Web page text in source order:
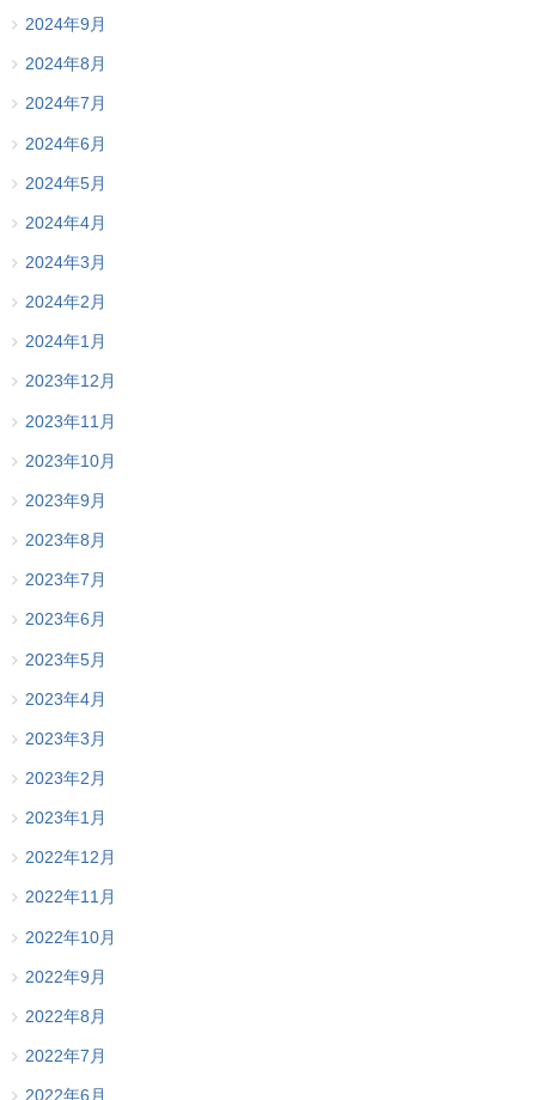
2024年9月
2024年8月
2024年7月
2024年6月
2024年5月
2024年4月
2024年3月
2024年2月
2024年1月
2023年12月
2023年11月
2023年10月
2023年9月
2023年8月
2023年7月
2023年6月
2023年5月
2023年4月
2023年3月
2023年2月
2023年1月
2022年12月
2022年11月
2022年10月
2022年9月
2022年8月
2022年7月
2022年6月